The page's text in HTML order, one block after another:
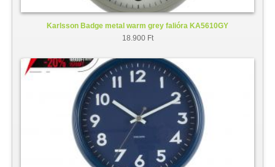
Karlsson Badge metal warm grey falióra KA5610GY
18.900 Ft